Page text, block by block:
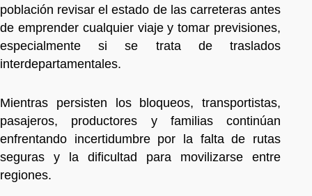
población revisar el estado de las carreteras antes
de emprender cualquier viaje y tomar previsiones,
especialmente si se trata de traslados
interdepartamentales.
Mientras persisten los bloqueos, transportistas,
pasajeros, productores y familias continúan
enfrentando incertidumbre por la falta de rutas
seguras y la dificultad para movilizarse entre
regiones.